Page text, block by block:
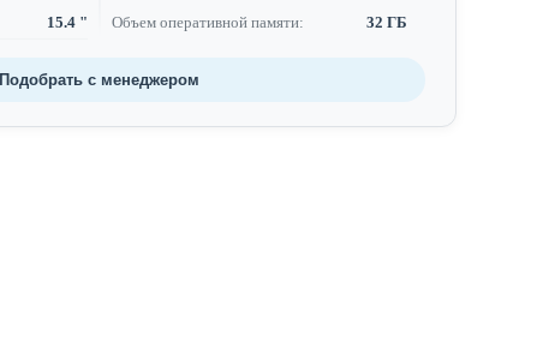
15.4 " Объем оперативной памяти: 32 ГБ
Подобрать с менеджером